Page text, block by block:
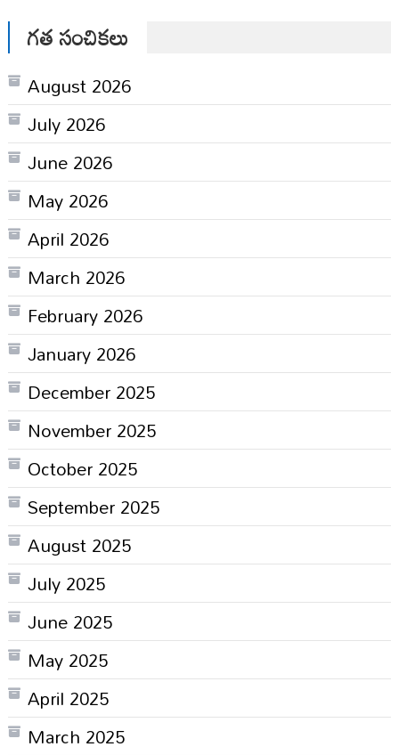
గత సంచికలు
August 2026
July 2026
June 2026
May 2026
April 2026
March 2026
February 2026
January 2026
December 2025
November 2025
October 2025
September 2025
August 2025
July 2025
June 2025
May 2025
April 2025
March 2025